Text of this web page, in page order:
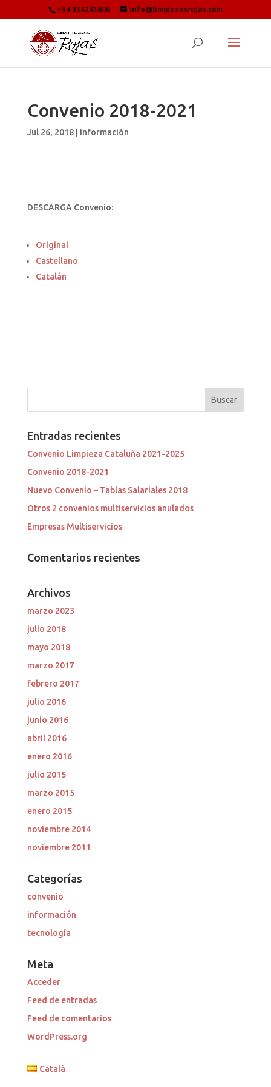
+34 934243600 info@limpiezasrojas.com
Convenio 2018-2021
Jul 26, 2018| información
DESCARGA Convenio:
Original
Castellano
Catalán
Entradas recientes
Convenio Limpieza Cataluña 2021-2025
Convenio 2018-2021
Nuevo Convenio – Tablas Salariales 2018
Otros 2 convenios multiservicios anulados
Empresas Multiservicios
Comentarios recientes
Archivos
marzo 2023
julio 2018
mayo 2018
marzo 2017
febrero 2017
julio 2016
junio 2016
abril 2016
enero 2016
julio 2015
marzo 2015
enero 2015
noviembre 2014
noviembre 2011
Categorías
convenio
información
tecnología
Meta
Acceder
Feed de entradas
Feed de comentarios
WordPress.org
Català